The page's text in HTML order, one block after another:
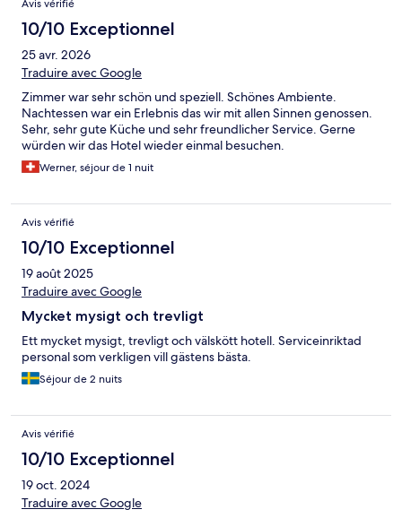
Avis vérifié
10/10 Exceptionnel
25 avr. 2026
Traduire avec Google
Zimmer war sehr schön und speziell. Schönes Ambiente.
Nachtessen war ein Erlebnis das wir mit allen Sinnen genossen.
Sehr, sehr gute Küche und sehr freundlicher Service. Gerne
würden wir das Hotel wieder einmal besuchen.
Werner, séjour de 1 nuit
Avis vérifié
10/10 Exceptionnel
19 août 2025
Traduire avec Google
Mycket mysigt och trevligt
Ett mycket mysigt, trevligt och välskött hotell. Serviceinriktad
personal som verkligen vill gästens bästa.
Séjour de 2 nuits
Avis vérifié
10/10 Exceptionnel
19 oct. 2024
Traduire avec Google